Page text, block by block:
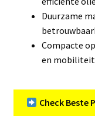
Duurzame
Compacte
en
Check Beste